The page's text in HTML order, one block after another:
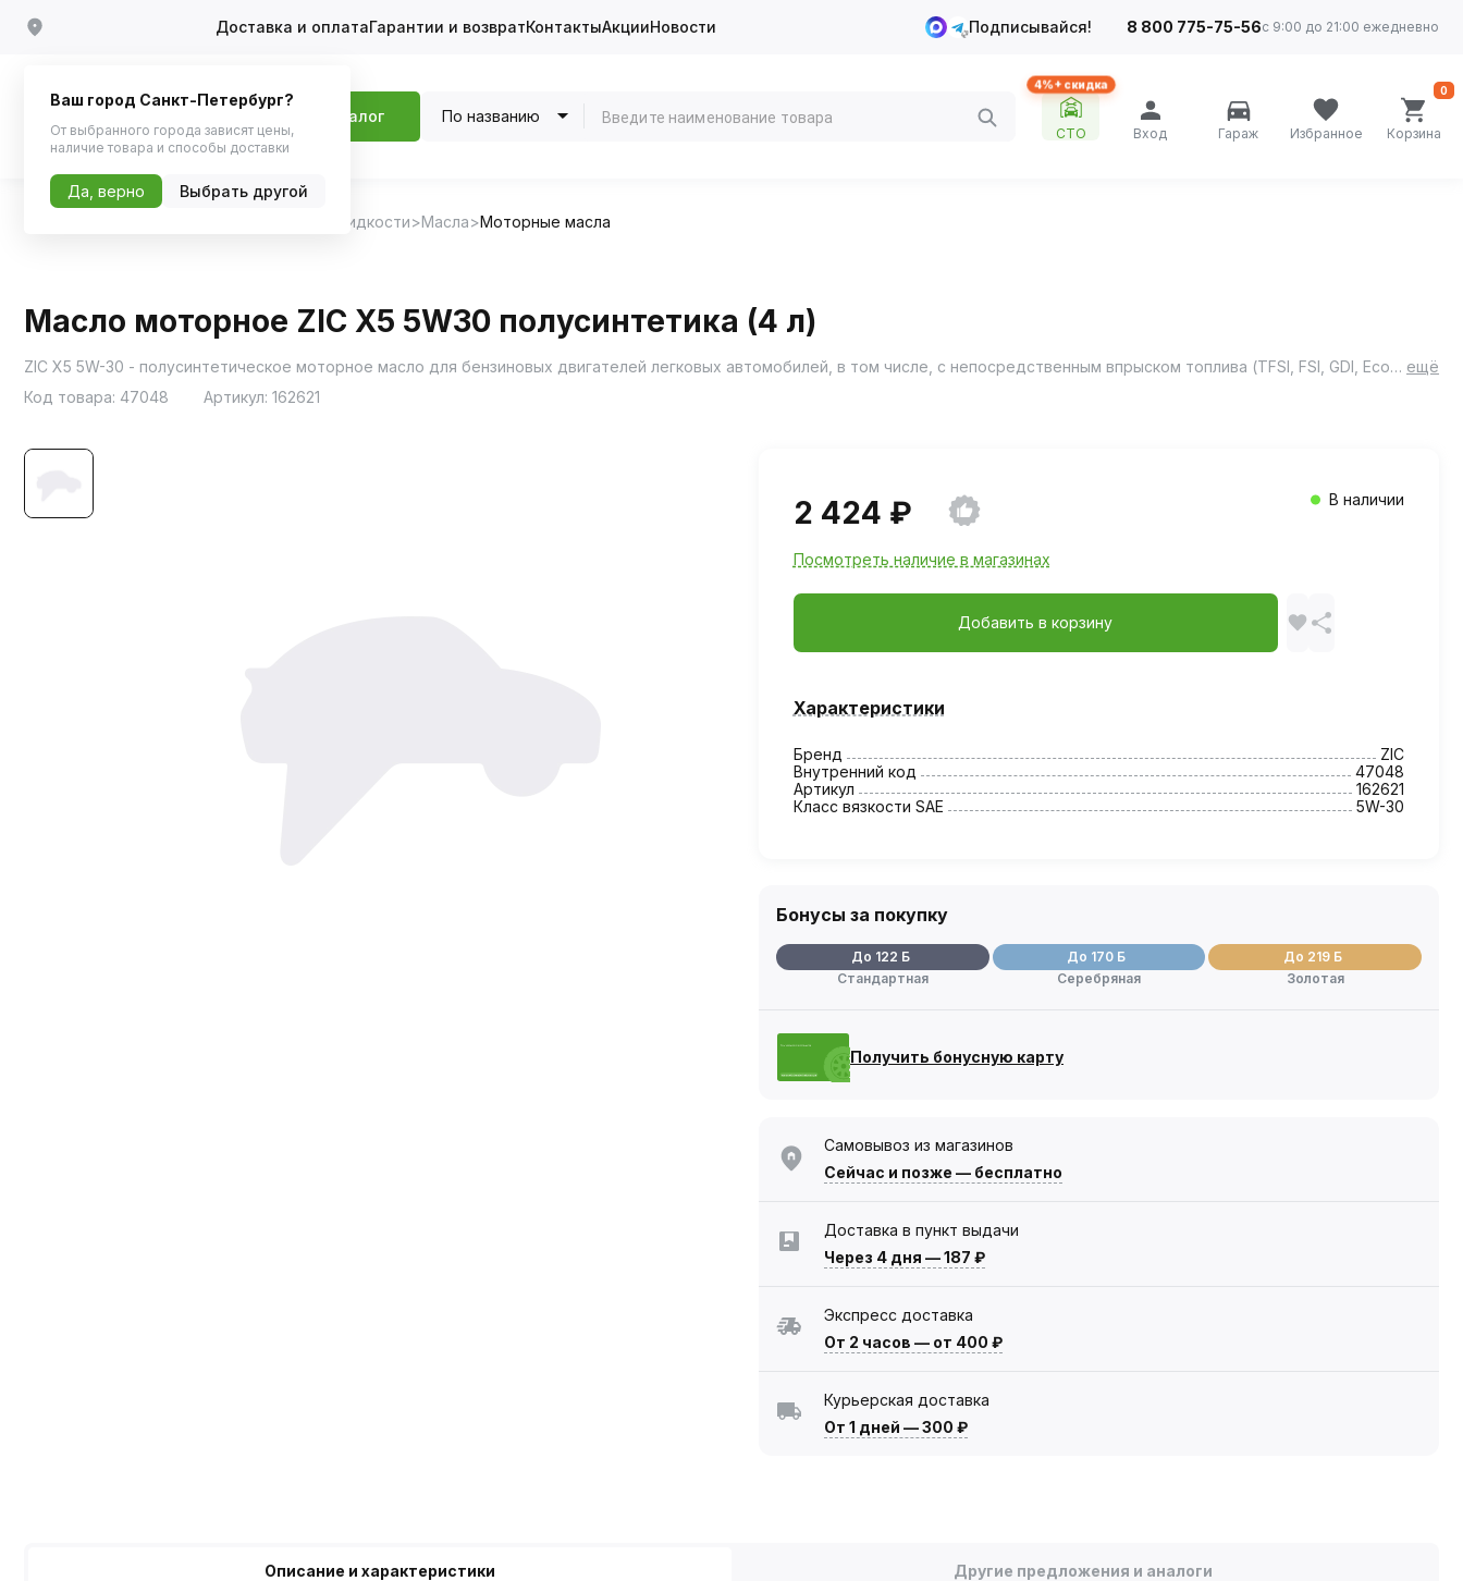
Доставка и оплатаГарантии и возвратКонтактыАкцииНовости Подписывайся! 8 800 775-75-56с 9:00 до 21:00 ежедневно
Каталог По названию
4%+ скидка
СТО Вход Гараж Избранное Корзина
0
Масла и технические жидкости Масла Моторные масла
Масло моторное ZIC X5 5W30 полусинтетика (4 л)
ZIC X5 5W-30 - полусинтетическое моторное масло для бензиновых двигателей легковых автомобилей, в том числе, с непосредственным впрыском топлива (TFSI, FSI, GDI, EcoBoost и др.). ещё
Код товара: 47048 Артикул: 162621
2 424 ₽ В наличии
Посмотреть наличие в магазинах
Добавить в корзину
Характеристики
Бренд
ZIC
Внутренний код
47048
Артикул
162621
Класс вязкости SAE
5W-30
Бонусы за покупку
До 122 Б
Стандартная
До 170 Б
Серебряная
До 219 Б
Золотая
Получить бонусную карту
Самовывоз из магазинов
Сейчас и позже — бесплатно
Доставка в пункт выдачи
Через 4 дня —187 ₽
Экспресс доставка
От 2 часов — от 400 ₽
Курьерская доставка
От 1 дней —300 ₽
Описание и характеристики Другие предложения и аналоги
Ваш город Санкт-Петербург?
От выбранного города зависят цены,
наличие товара и способы доставки
Да, верно Выбрать другой